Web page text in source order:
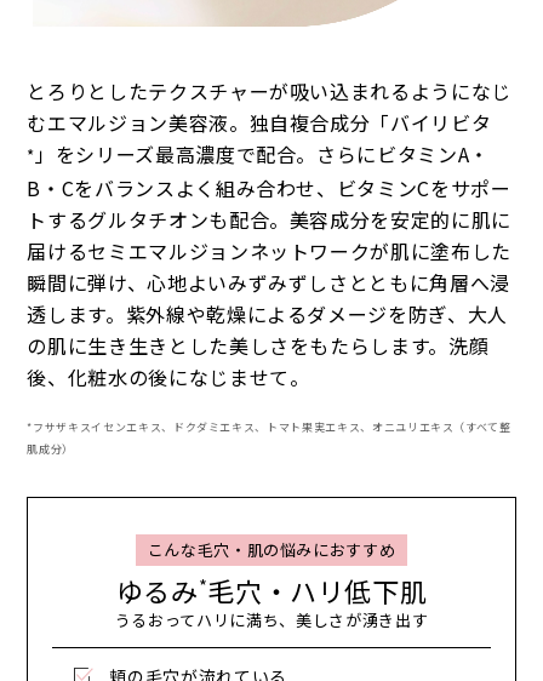
とろりとしたテクスチャーが吸い込まれるようになじ
むエマルジョン美容液。独自複合成分「バイリビタ
*」をシリーズ最高濃度で配合。さらにビタミンA・
B・Cをバランスよく組み合わせ、ビタミンCをサポー
トするグルタチオンも配合。美容成分を安定的に肌に
届けるセミエマルジョンネットワークが肌に塗布した
瞬間に弾け、心地よいみずみずしさとともに角層へ浸
透します。紫外線や乾燥によるダメージを防ぎ、大人
の肌に生き生きとした美しさをもたらします。洗顔
後、化粧水の後になじませて。
*フサザキスイセンエキス、ドクダミエキス、トマト果実エキス、オニユリエキス（すべて整
肌成分）
こんな毛穴・肌の悩みにおすすめ
ゆるみ*毛穴・ハリ低下肌
うるおってハリに満ち、美しさが湧き出す
頬の毛穴が流れている